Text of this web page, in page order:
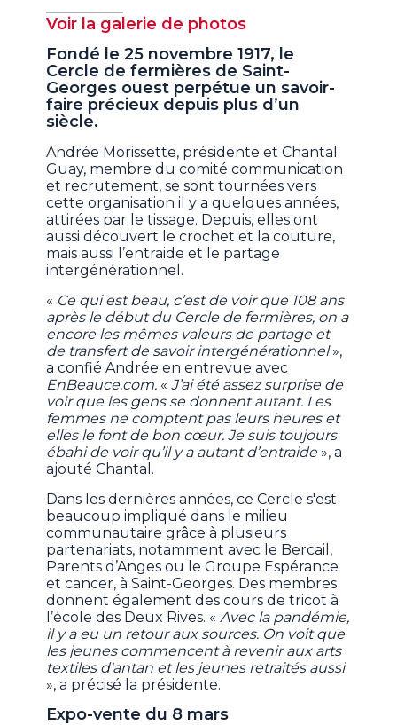
Voir la galerie de photos
Fondé le 25 novembre 1917, le
Cercle de fermières de Saint-
Georges ouest perpétue un savoir-
faire précieux depuis plus d’un
siècle.
Andrée Morissette, présidente et Chantal
Guay, membre du comité communication
et recrutement, se sont tournées vers
cette organisation il y a quelques années,
attirées par le tissage. Depuis, elles ont
aussi découvert le crochet et la couture,
mais aussi l’entraide et le partage
intergénérationnel.
« Ce qui est beau, c’est de voir que 108 ans
après le début du Cercle de fermières, on a
encore les mêmes valeurs de partage et
de transfert de savoir intergénérationnel»,
a confié Andrée en entrevue avec
EnBeauce.com. «J’ai été assez surprise de
voir que les gens se donnent autant. Les
femmes ne comptent pas leurs heures et
elles le font de bon cœur. Je suis toujours
ébahi de voir qu’il y a autant d’entraide», a
ajouté Chantal.
Dans les dernières années, ce Cercle s'est
beaucoup impliqué dans le milieu
communautaire grâce à plusieurs
partenariats, notamment avec le Bercail,
Parents d’Anges ou le Groupe Espérance
et cancer, à Saint-Georges. Des membres
donnent également des cours de tricot à
l’école des Deux Rives. « Avec la pandémie,
il y a eu un retour aux sources. On voit que
les jeunes commencent à revenir aux arts
textiles d'antan et les jeunes retraités aussi
», a précisé la présidente.
Expo-vente du 8 mars